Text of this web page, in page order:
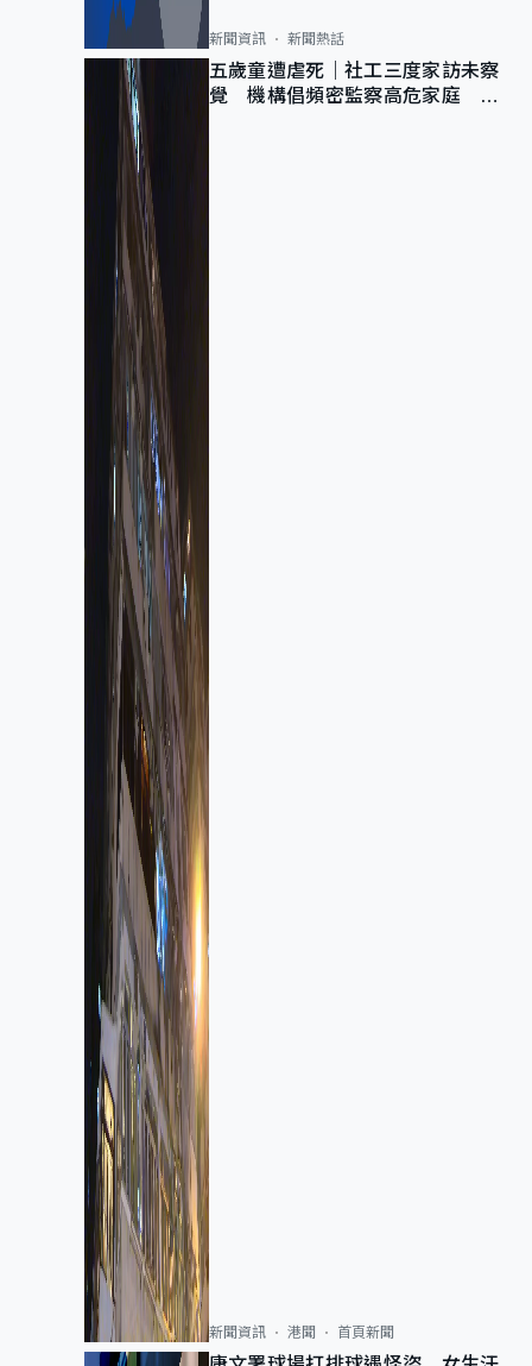
新聞資訊 新聞熱話
五歲童遭虐死｜社工三度家訪未察
覺 機構倡頻密監察高危家庭 管
新聞資訊 港聞 首頁新聞